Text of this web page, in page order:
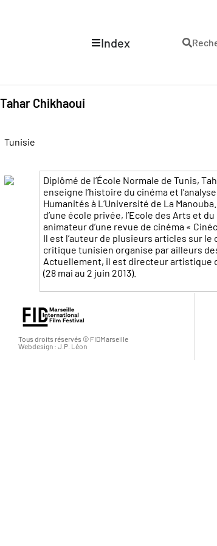
Index
Tahar Chikhaoui
Tunisie
Diplômé de l’École Normale de Tunis,
enseigne l’histoire du cinéma et
Humanités à L’Université de La
d’une école privée, l’Ecole des Arts et
animateur d’une revue de cinéma «
Il est l’auteur de plusieurs articles sur le
critique tunisien organise par ailleurs
Actuellement, il est directeur artistique
(28 mai au 2 juin 2013).
Tous droits réservés © FIDMarseille
Webdesign : J.P. Léon